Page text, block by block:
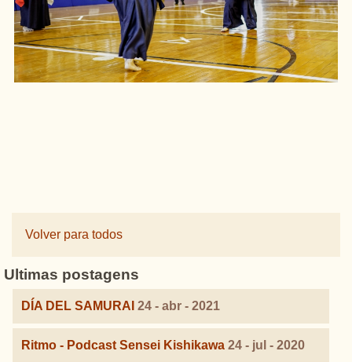
Volver para todos
Ultimas postagens
DÍA DEL SAMURAI 24 - abr - 2021
Ritmo - Podcast Sensei Kishikawa 24 - jul - 2020